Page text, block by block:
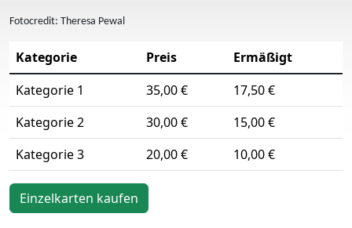
Fotocredit: Theresa Pewal
Kategorie Preis
Ermäßigt
Kategorie 1
35,00 €
17,50 €
Kategorie 2
30,00 €
15,00 €
Kategorie 3
20,00 € 10,00 €
Einzelkarten kaufen